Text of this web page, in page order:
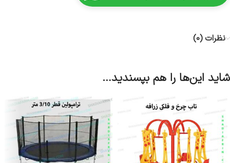
نظرات (0)
شاید این‌ها را هم بپسندید…